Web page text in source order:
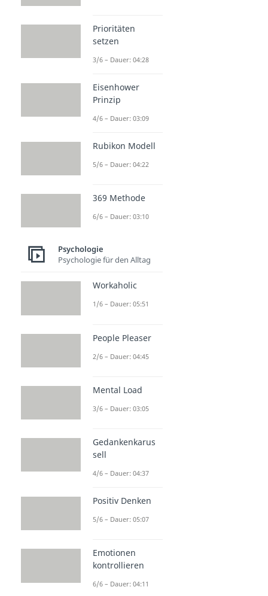
Prioritäten
setzen
3/6 – Dauer: 04:28
Eisenhower
Prinzip
4/6 – Dauer: 03:09
Rubikon Modell
5/6 – Dauer: 04:22
369 Methode
6/6 – Dauer: 03:10
Psychologie
Psychologie für den Alltag
Workaholic
1/6 – Dauer: 05:51
People Pleaser
2/6 – Dauer: 04:45
Mental Load
3/6 – Dauer: 03:05
Gedankenkarus
sell
4/6 – Dauer: 04:37
Positiv Denken
5/6 – Dauer: 05:07
Emotionen
kontrollieren
6/6 – Dauer: 04:11